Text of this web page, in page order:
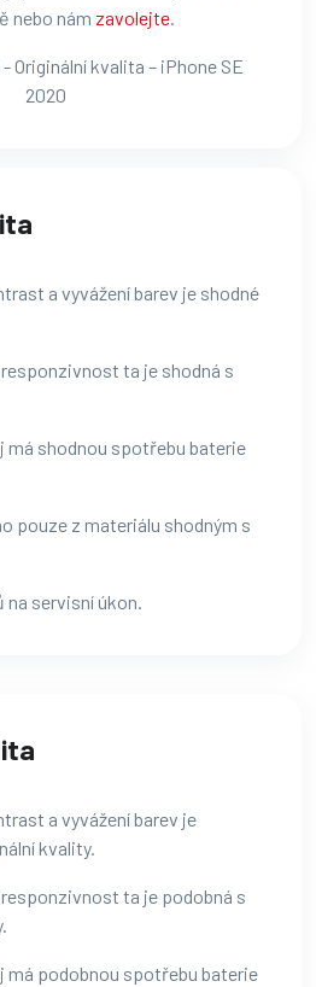
nebo nám zavolejte.
a vyvážení barev je shodné
ta je shodná s
má shodnou spotřebu baterie
pouze z materiálu shodným s
na servisní úkon.
a vyvážení barev je
kvality.
ta je podobná s
má podobnou spotřebu baterie